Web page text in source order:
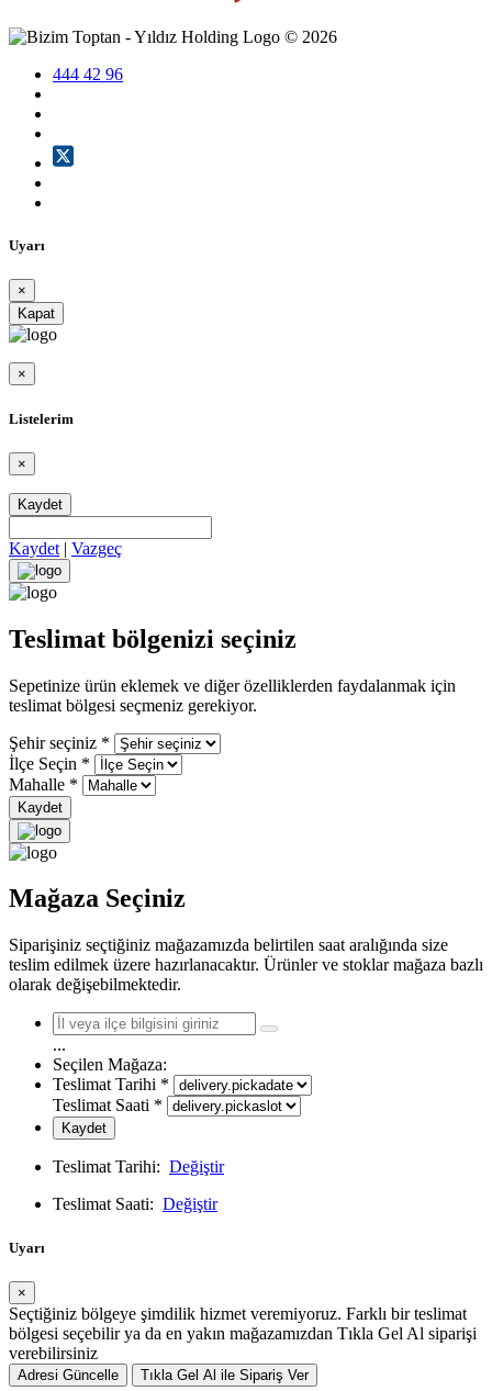
© 2026
444 42 96
Uyarı
×
Kapat
×
Listelerim
×
Kaydet
Kaydet | Vazgeç
Teslimat bölgenizi seçiniz
Sepetinize ürün eklemek ve diğer özelliklerden faydalanmak için
teslimat bölgesi seçmeniz gerekiyor.
Şehir seçiniz *
İlçe Seçin *
Mahalle *
Kaydet
Mağaza Seçiniz
Siparişiniz seçtiğiniz mağazamızda belirtilen saat aralığında size
teslim edilmek üzere hazırlanacaktır. Ürünler ve stoklar mağaza bazlı
olarak değişebilmektedir.
...
Seçilen Mağaza:
Teslimat Tarihi *
Teslimat Saati *
Kaydet
Teslimat Tarihi: Değiştir
Teslimat Saati: Değiştir
Uyarı
×
Seçtiğiniz bölgeye şimdilik hizmet veremiyoruz. Farklı bir teslimat
bölgesi seçebilir ya da en yakın mağazamızdan Tıkla Gel Al siparişi
verebilirsiniz
Adresi Güncelle Tıkla Gel Al ile Sipariş Ver